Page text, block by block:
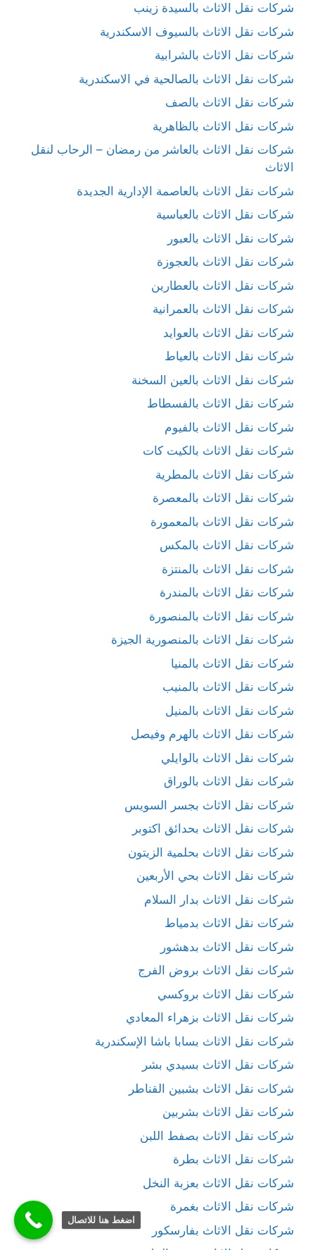
شركات نقل الاثاث بالسيدة زينب
شركات نقل الاثاث بالسيوف الاسكندرية
شركات نقل الاثاث بالشرابية
شركات نقل الاثاث بالصالحية في الاسكندرية
شركات نقل الاثاث بالصف
شركات نقل الاثاث بالظاهرية
شركات نقل الاثاث بالعاشر من رمضان – الرحاب لنقل
الاثاث
شركات نقل الاثاث بالعاصمة الإدارية الجديدة
شركات نقل الاثاث بالعباسية
شركات نقل الاثاث بالعبور
شركات نقل الاثاث بالعجوزة
شركات نقل الاثاث بالعطارين
شركات نقل الاثاث بالعمرانية
شركات نقل الاثاث بالعوايد
شركات نقل الاثاث بالعياط
شركات نقل الاثاث بالعين السخنة
شركات نقل الاثاث بالفسطاط
شركات نقل الاثاث بالفيوم
شركات نقل الاثاث بالكيت كات
شركات نقل الاثاث بالمطرية
شركات نقل الاثاث بالمعصرة
شركات نقل الاثاث بالمعمورة
شركات نقل الاثاث بالمكس
شركات نقل الاثاث بالمنتزة
شركات نقل الاثاث بالمندرة
شركات نقل الاثاث بالمنصورة
شركات نقل الاثاث بالمنصورية الجيزة
شركات نقل الاثاث بالمنيا
شركات نقل الاثاث بالمنيب
شركات نقل الاثاث بالمنيل
شركات نقل الاثاث بالهرم وفيصل
شركات نقل الاثاث بالوايلي
شركات نقل الاثاث بالوراق
شركات نقل الاثاث بجسر السويس
شركات نقل الاثاث بحدائق اكتوبر
شركات نقل الاثاث بحلمية الزيتون
شركات نقل الاثاث بحي الأربعين
شركات نقل الاثاث بدار السلام
شركات نقل الاثاث بدمياط
شركات نقل الاثاث بدهشور
شركات نقل الاثاث بروض الفرج
شركات نقل الاثاث بروكسي
شركات نقل الاثاث بزهراء المعادي
شركات نقل الاثاث بسابا باشا الإسكندرية
شركات نقل الاثاث بسيدي بشر
شركات نقل الاثاث بشبين القناطر
شركات نقل الاثاث بشربين
شركات نقل الاثاث بصفط اللبن
شركات نقل الاثاث بطرة
شركات نقل الاثاث بعزبة النخل
شركات نقل الاثاث بغمرة
شركات نقل الاثاث بفارسكور
اضغط هنا للاتصال